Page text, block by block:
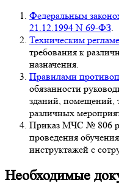
Федеральным
21.12.1994 N 69-ФЗ
Техническим
требования к
назначения.
Правилами
обязанности
зданий, помещений,
различных
Приказ МЧС № 806
проведения
инструктажей с
Необходимые